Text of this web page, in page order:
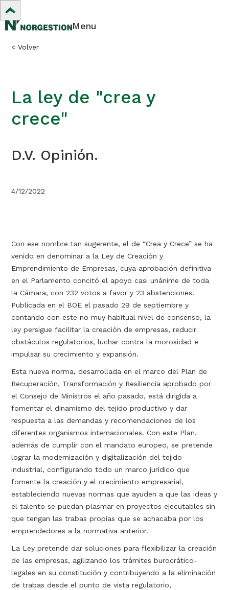
Menu
< Volver
La ley de "crea y
crece"
D.V. Opinión.
4/12/2022
Con ese nombre tan sugerente, el de “Crea y Crece” se ha
venido en denominar a la Ley de Creación y
Emprendimiento de Empresas, cuya aprobación definitiva
en el Parlamento concitó el apoyo casi unánime de toda
la Cámara, con 232 votos a favor y 23 abstenciones.
Publicada en el BOE el pasado 29 de septiembre y
contando con este no muy habitual nivel de consenso, la
ley persigue facilitar la creación de empresas, reducir
obstáculos regulatorios, luchar contra la morosidad e
impulsar su crecimiento y expansión.
Esta nueva norma, desarrollada en el marco del Plan de
Recuperación, Transformación y Resiliencia aprobado por
el Consejo de Ministros el año pasado, está dirigida a
fomentar el dinamismo del tejido productivo y dar
respuesta a las demandas y recomendaciones de los
diferentes organismos internacionales. Con este Plan,
además de cumplir con el mandato europeo, se pretende
lograr la modernización y digitalización del tejido
industrial, configurando todo un marco jurídico que
fomente la creación y el crecimiento empresarial,
estableciendo nuevas normas que ayuden a que las ideas y
el talento se puedan plasmar en proyectos ejecutables sin
que tengan las trabas propias que se achacaba por los
emprendedores a la normativa anterior.
La Ley pretende dar soluciones para flexibilizar la creación
de las empresas, agilizando los trámites burocrático-
legales en su constitución y contribuyendo a la eliminación
de trabas desde el punto de vista regulatorio,